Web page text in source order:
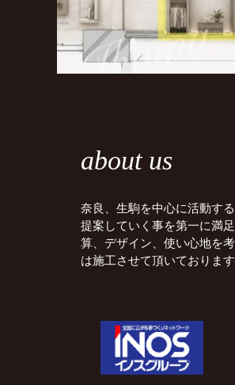
about us
奈良、生駒を中心に活動す
提案していく事を第一に満
算、デザイン、使い心地を
は施工させて頂いております